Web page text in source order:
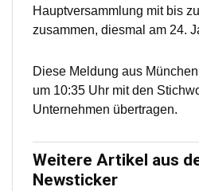
Hauptversammlung mit bis
zusammen, diesmal am 24.
Diese Meldung aus
um 10:35 Uhr mit den
Unternehmen übertragen.
Weitere Artikel aus
Newsticker